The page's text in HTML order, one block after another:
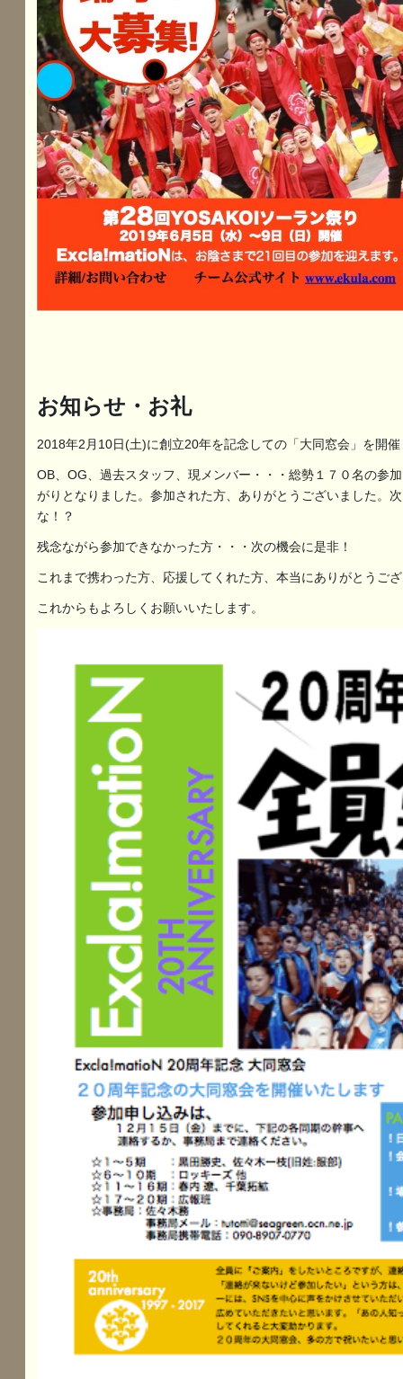
お知らせ・お礼
2018年2月10日(土)に創立20年を記念しての「大同窓会」を開
OB、OG、過去スタッフ、現メンバー・・・総勢１７０名の参
がりとなりました。参加された方、ありがとうございました。
な！？
残念ながら参加できなかった方・・・次の機会に是非！
これまで携わった方、応援してくれた方、本当にありがとうご
これからもよろしくお願いいたします。